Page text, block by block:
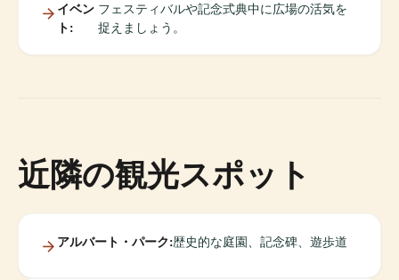
イベン
ト:
フェスティバルや記念式典中に広場の活気を
捉えましょう。
近隣の観光スポット
アルバート・パーク:歴史的な庭園、記念碑、遊歩道